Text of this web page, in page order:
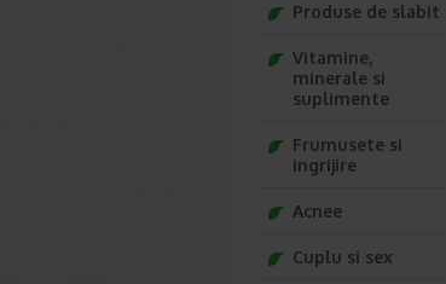
Produse de slabit
Vitamine,
minerale si
suplimente
Frumusete si
ingrijire
Acnee
Cuplu si sex